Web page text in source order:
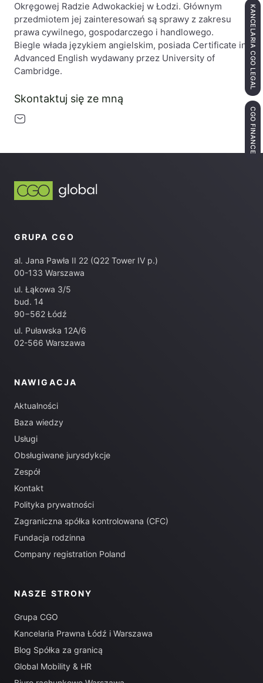
Okręgowej Radzie Adwokackiej w Łodzi. Głównym
przedmiotem jej zainteresowań są sprawy z zakresu
prawa cywilnego, gospodarczego i handlowego.
Biegle włada językiem angielskim, posiada Certificate in
Advanced English wydawany przez University of
Cambridge.
Skontaktuj się ze mną
GRUPA CGO
al. Jana Pawła II 22 (Q22 Tower IV p.)
00-133 Warszawa
ul. Łąkowa 3/5
bud. 14
90−562 Łódź
ul. Puławska 12A/6
02-566 Warszawa
NAWIGACJA
Aktualności
Baza wiedzy
Usługi
Obsługiwane jurysdykcje
Zespół
Kontakt
Polityka prywatności
Zagraniczna spółka kontrolowana (CFC)
Fundacja rodzinna
Company registration Poland
NASZE STRONY
Grupa CGO
Kancelaria Prawna Łódź i Warszawa
Blog Spółka za granicą
Global Mobility & HR
KANCELARIA CGO LEGAL
CGO FINANCE